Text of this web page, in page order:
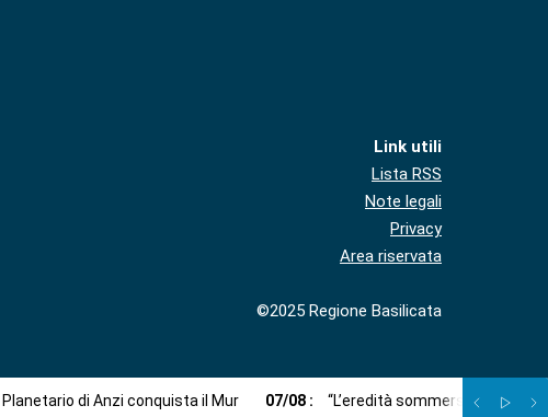
Link utili
Lista RSS
Note legali
Privacy
Area riservata
©2025 Regione Basilicata
Il Planetario di Anzi conquista il Mur 07/08 : “L’eredità sommersa”: un